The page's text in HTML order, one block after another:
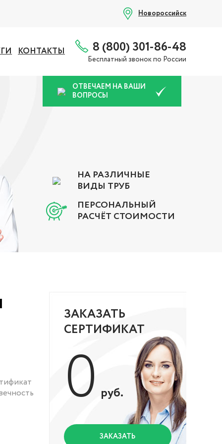
Новороссийск
КОНТАКТЫ 8 (800) 301-86-48
Бесплатный звонок по России
ОТВЕЧАЕМ НА ВАШИ
ВОПРОСЫ
НА РАЗЛИЧНЫЕ
ВИДЫ ТРУБ
ПЕРСОНАЛЬНЫЙ
РАСЧЁТ СТОИМОСТИ
ЗАКАЗАТЬ
СЕРТИФИКАТ
0 руб.
ЗАКАЗАТЬ